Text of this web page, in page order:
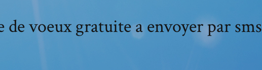
de voeux gratuite a envoyer par sms